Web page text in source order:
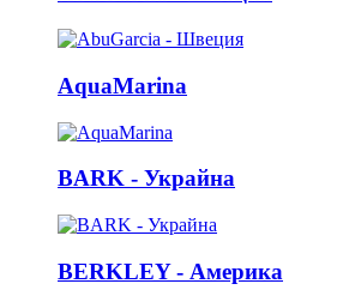
AquaMarina
BARK - Украйна
BERKLEY - Америка